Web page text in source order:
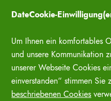
InhaltDateCookie-
Um Ihnen ein komfortables
und unsere Kommunikation
unserer Webseite Cookies
einverstanden“ stimmen Sie
beschriebenen Cookies